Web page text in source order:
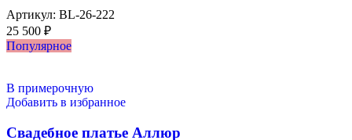
Артикул: BL-26-222
25 500 ₽
Популярное
В примерочную
Добавить в избранное
Свадебное платье Аллюр